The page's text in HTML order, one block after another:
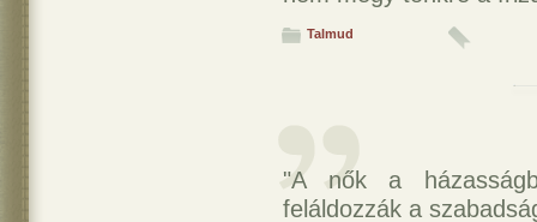
Talmud
"A nők a
feláldozzák a